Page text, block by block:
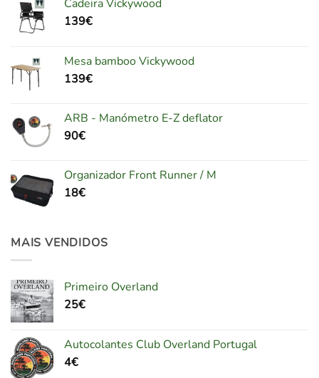
Cadeira Vickywood
139€
Mesa bamboo Vickywood
139€
ARB - Manómetro E-Z deflator
90€
Organizador Front Runner / M
18€
MAIS VENDIDOS
Primeiro Overland
25€
Autocolantes Club Overland Portugal
4€